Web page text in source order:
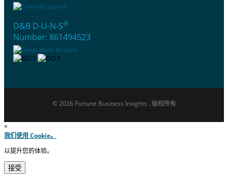
D&B D-U-N-S®
Number: 861494523
© 2026 Fortune Business Insights . 版权所有
×
我们使用 Cookie。
以提升您的体验。
接受